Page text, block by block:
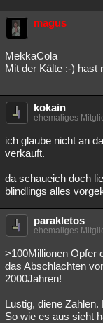
magus
MekkaCola
Mit der Kälte :-) hast
kokain
ehemaliges
ich glaube nicht an
verkauft.
da schaueich doch
blindlings alles
parakletos
ehemaliges
>100Millionen Opfer
das Abschlachten
2000Jahren!
Lustig, diene
So wie es aus sieht